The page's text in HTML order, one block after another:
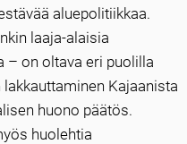
aluepolitiikkaa.
laaja-alaisia
– on oltava eri puolilla
Kajaanista
huono päätös.
huolehtia